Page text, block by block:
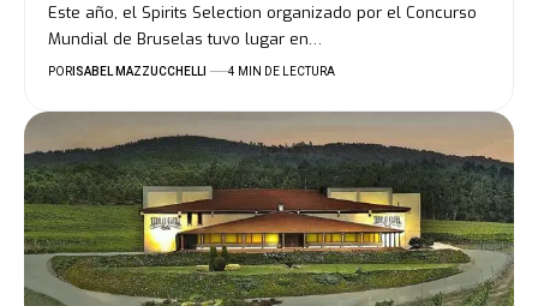
Este año, el Spirits Selection organizado por el Concurso
Mundial de Bruselas tuvo lugar en…
POR ISABEL MAZZUCCHELLI 4 MIN DE LECTURA